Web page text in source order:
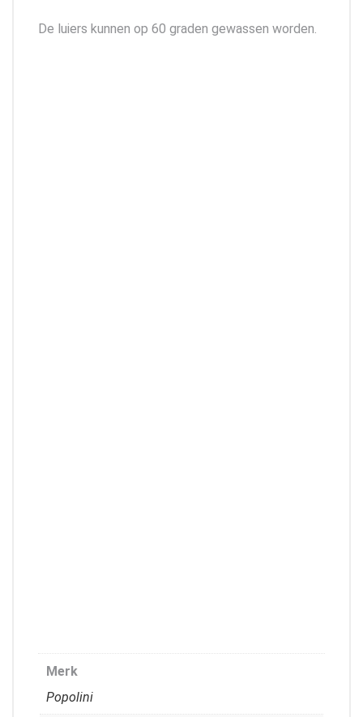
De luiers kunnen op 60 graden gewassen worden.
Merk
Popolini